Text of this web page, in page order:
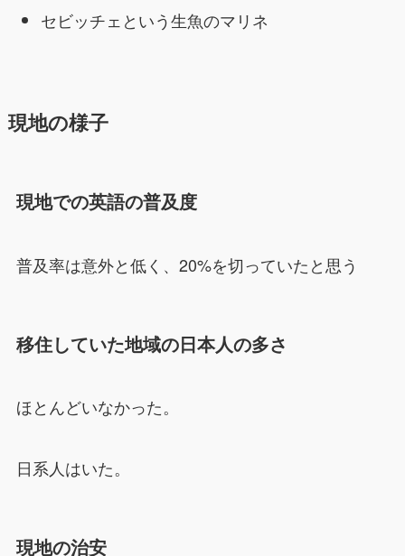
セビッチェという生魚のマリネ
現地の様子
現地での英語の普及度
普及率は意外と低く、20%を切っていたと思う
移住していた地域の日本人の多さ
ほとんどいなかった。
日系人はいた。
現地の治安